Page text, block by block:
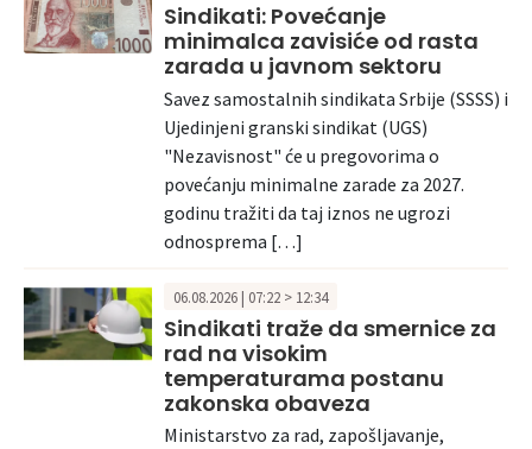
Sindikati: Povećanje
minimalca zavisiće od rasta
zarada u javnom sektoru
Savez samostalnih sindikata Srbije (SSSS) i
Ujedinjeni granski sindikat (UGS)
"Nezavisnost" će u pregovorima o
povećanju minimalne zarade za 2027.
godinu tražiti da taj iznos ne ugrozi
odnosprema […]
06.08.2026 | 07:22 > 12:34
Sindikati traže da smernice za
rad na visokim
temperaturama postanu
zakonska obaveza
Ministarstvo za rad, zapošljavanje,